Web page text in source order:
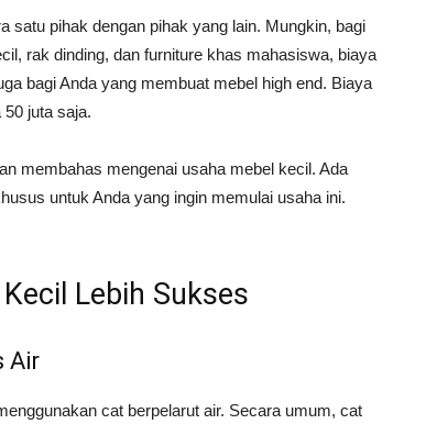
satu pihak dengan pihak yang lain. Mungkin, bagi
rak dinding, dan furniture khas mahasiswa, biaya
bagi Anda yang membuat mebel high end. Biaya
juta saja.
membahas mengenai usaha mebel kecil. Ada
untuk Anda yang ingin memulai usaha ini.
Lebih Sukses
Air
cat berpelarut air. Secara umum, cat